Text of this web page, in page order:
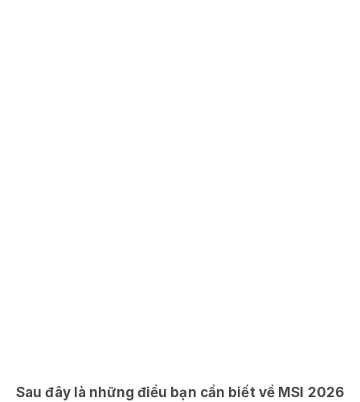
Sau đây là những điều bạn cần biết về MSI 2026